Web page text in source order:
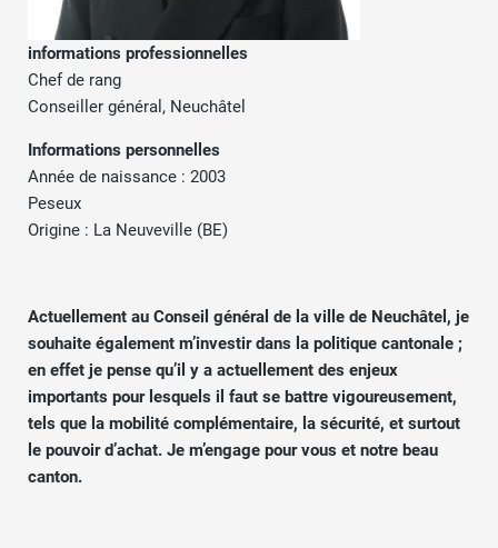
informations professionnelles
Chef de rang
Conseiller général, Neuchâtel
Informations personnelles
Année de naissance : 2003
Peseux
Origine : La Neuveville (BE)
Actuellement au Conseil général de la ville de Neuchâtel, je
souhaite également m’investir dans la politique cantonale ;
en effet je pense qu’il y a actuellement des enjeux
importants pour lesquels il faut se battre vigoureusement,
tels que la mobilité complémentaire, la sécurité, et surtout
le pouvoir d’achat. Je m’engage pour vous et notre beau
canton.